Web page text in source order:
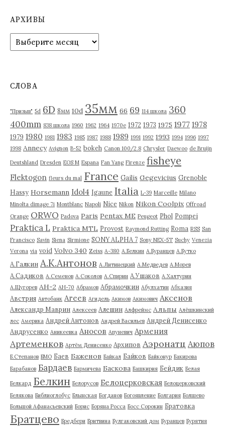
АРХИВЫ
р
в
СЛОВА
"Призыв" 5d 6D 8мм 10d 35мм 66 69 114 школа 360
400mm 838 школа 1960 1962 1964 1970е 1972 1973 1975 1977 1978
1979 1980 1981 1983 1985 1987 1988 1989 1991 1992 1993 1994 1996 1997
1998 Annecy Avignon B-52 bokeh Canon 100/2.8 Chrysler Daewoo de Bruijn
Deutshland Dresden EOS M Espana Fan Yang Firenze fisheye
Flektogon fleurs du mal France Gailis Gegevicius Grenoble
Hassy Horsemann Idol4 Igaune Italia L-39 Marceille Milano
Minolta dimage 7i Montblanc Napoli Nice Nikon Nikon Coolpix Offroad
Orange ORWO Padova Paris Pentax ME Peugeot Phol Pompei
Praktica L Praktica MTL Provost Raymond Rutting Roma RSS San
Francisco Savin Siena Sirmione SONY ALPHA 7 Sony NEX-5T Suchy Venezia
Verona via void Volvo 340 Zeiss А-380 А.Белкин А.Буранцев А.Бутко
А.Галкин А.К.Антонов А.Литинецкий А.Медведев А.Морев
А.Садиков А.Семенов А.Соколов А.Спирин А.Ушаков А.Халтурин
А.Щугорев АН-2 АН-70 Абрамов Абрамочкин Абулхатин Абхазия
Австрия Автобанк Агеев Агидель Акимов Акимович Аксенов
Александр Маврин Алексеев Алешин Алфреймс Альпы Алёшкинский
лес Америка Андрей Антонов Андрей Васильев Андрей Денисенко
Андрусенко Аникеевка Аносов Апуневич Армения
Артеменков Артём Денисенко Архипов Аэронатц Аюпов
Б.Степанов БМО Баев Баженов Байкал Байков Байконур Бакирова
Барабанов Бардаев Бармичева Баскова Башкирия Бейдик Белая
Белкард Белкин Белорусов Белоцерковская Белоцерковский
Белякова Библиоглобус Блынская Богданов Богоявление Болгария Болшево
Большой Афанасьевский Борис Боряна Росса Босс Сорокин Братовка
Братцево Бредбери Бритвина Булгаковский дом Буранцев Бурятия